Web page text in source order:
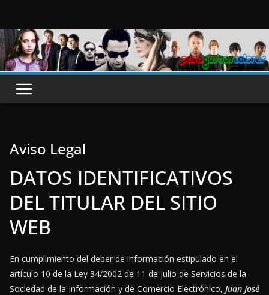
contenido
Aviso Legal
DATOS IDENTIFICATIVOS
DEL TITULAR DEL SITIO
WEB
En cumplimiento del deber de información estipulado en el
artículo 10 de la Ley 34/2002 de 11 de julio de Servicios de la
Sociedad de la Información y de Comercio Electrónico, Juan José